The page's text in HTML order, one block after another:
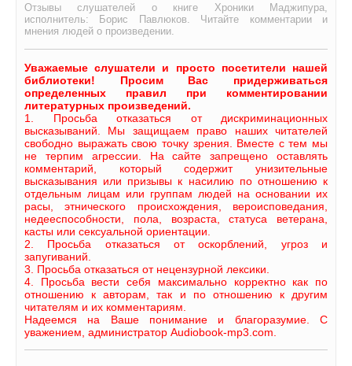
Отзывы слушателей о книге Хроники Маджипура,
исполнитель: Борис Павлюков. Читайте комментарии и
мнения людей о произведении.
Уважаемые слушатели и просто посетители нашей
библиотеки! Просим Вас придерживаться
определенных правил при комментировании
литературных произведений.
1. Просьба отказаться от дискриминационных
высказываний. Мы защищаем право наших читателей
свободно выражать свою точку зрения. Вместе с тем мы
не терпим агрессии. На сайте запрещено оставлять
комментарий, который содержит унизительные
высказывания или призывы к насилию по отношению к
отдельным лицам или группам людей на основании их
расы, этнического происхождения, вероисповедания,
недееспособности, пола, возраста, статуса ветерана,
касты или сексуальной ориентации.
2. Просьба отказаться от оскорблений, угроз и
запугиваний.
3. Просьба отказаться от нецензурной лексики.
4. Просьба вести себя максимально корректно как по
отношению к авторам, так и по отношению к другим
читателям и их комментариям.
Надеемся на Ваше понимание и благоразумие. С
уважением, администратор Audiobook-mp3.com.